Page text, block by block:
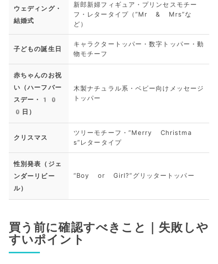
ウェディング・
結婚式
新郎新婦フィギュア・プリンセスモチー
フ・レタータイプ（”Mr & Mrs”な
ど）
子どもの誕生日
キャラクタートッパー・数字トッパー・動
物モチーフ
赤ちゃんのお祝
い（ハーフバー
スデー・10
0日）
木製ナチュラル系・ベビー向けメッセージ
トッパー
クリスマス
ツリーモチーフ・”Merry Christma
s”レタータイプ
性別発表（ジェ
ンダーリビー
ル）
“Boy or Girl?”グリッタートッパー
買う前に確認すべきこと｜失敗しや
すいポイント